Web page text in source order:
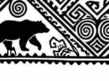
Перейти
содержимому